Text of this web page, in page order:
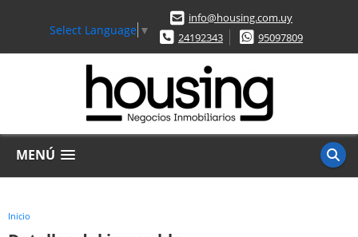
Select Language ▼
info@housing.com.uy
24192343
95097809
MENÚ
Inicio